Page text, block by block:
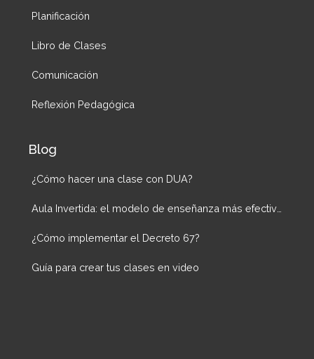
Planificación
Libro de Clases
Comunicación
Reflexión Pedagógica
Blog
¿Cómo hacer una clase con DUA?
¿Cómo implementar el Decreto 67?
Guía para crear tus clases en video